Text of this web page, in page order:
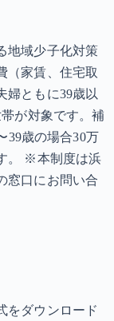
地域少子化対策
（家賃、住宅取
婦ともに39歳以
が対象です。補
39歳の場合30万
。 ※本制度は浜
窓口にお問い合
をダウンロード